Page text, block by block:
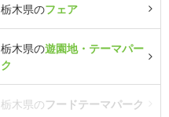
栃木県のフェア
栃木県の遊園地・テーマパー
ク
栃木県のフードテーマパーク